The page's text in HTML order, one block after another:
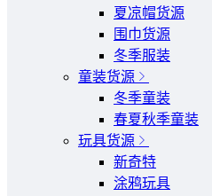
夏凉帽货源
围巾货源
冬季服装
童装货源
冬季童装
春夏秋季童装
玩具货源
新奇特
涂鸦玩具